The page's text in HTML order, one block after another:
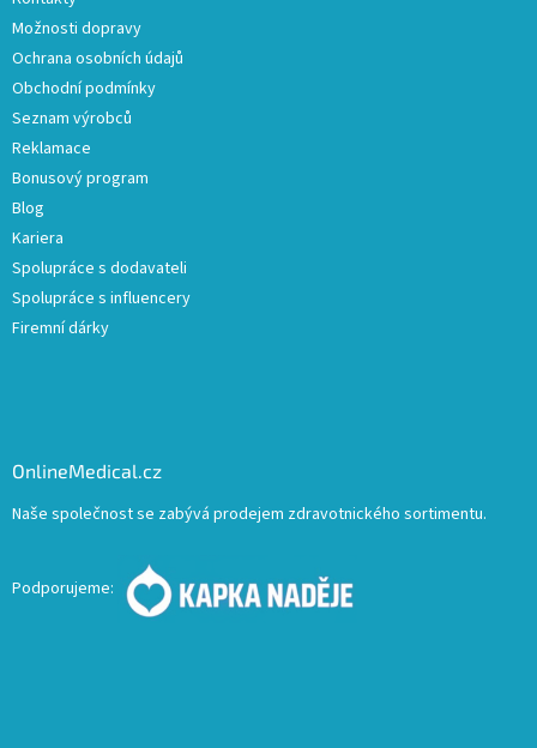
Možnosti dopravy
Ochrana osobních údajů
Obchodní podmínky
Seznam výrobců
Reklamace
Bonusový program
Blog
Kariera
Spolupráce s dodavateli
Spolupráce s influencery
Firemní dárky
OnlineMedical.cz
Naše společnost se zabývá prodejem zdravotnického sortimentu.
Podporujeme: